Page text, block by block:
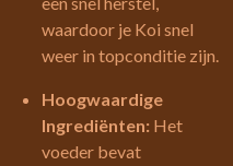
waardoor je Koi snel
weer in topconditie zijn.
Hoogwaardige
Ingrediënten: Het
voeder bevat